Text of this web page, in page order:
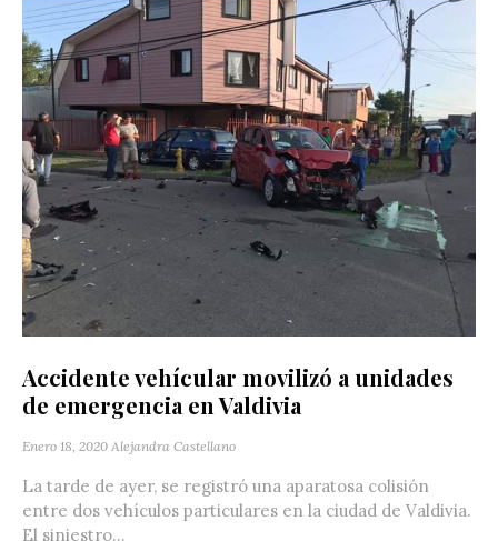
Accidente vehícular movilizó a unidades
de emergencia en Valdivia
Enero 18, 2020 Alejandra Castellano
La tarde de ayer, se registró una aparatosa colisión
entre dos vehículos particulares en la ciudad de Valdivia.
El siniestro...